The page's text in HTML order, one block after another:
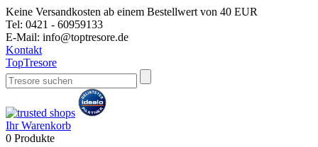
Keine Versandkosten ab einem Bestellwert von 40 EUR
Tel: 0421 - 60959133
E-Mail: info@toptresore.de
Kontakt
TopTresore
Ihr Warenkorb
0 Produkte